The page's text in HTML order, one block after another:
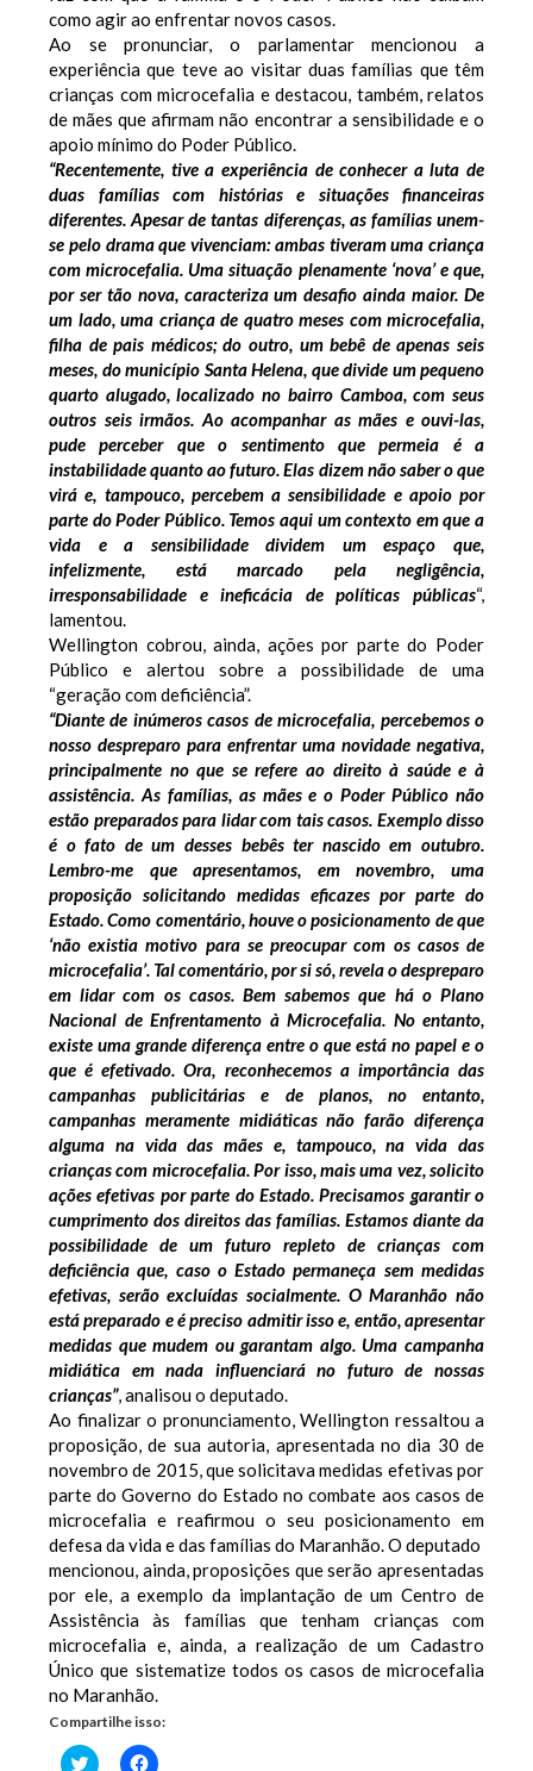
como agir ao enfrentar novos casos.
Ao se pronunciar, o parlamentar mencionou a
experiência que teve ao visitar duas famílias que têm
crianças com microcefalia e destacou, também, relatos
de mães que afirmam não encontrar a sensibilidade e o
apoio mínimo do Poder Público.
“Recentemente, tive a experiência de conhecer a luta de
duas famílias com histórias e situações financeiras
diferentes. Apesar de tantas diferenças, as famílias unem-
se pelo drama que vivenciam: ambas tiveram uma criança
com microcefalia. Uma situação plenamente ‘nova’ e que,
por ser tão nova, caracteriza um desafio ainda maior. De
um lado, uma criança de quatro meses com microcefalia,
filha de pais médicos; do outro, um bebê de apenas seis
meses, do município Santa Helena, que divide um pequeno
quarto alugado, localizado no bairro Camboa, com seus
outros seis irmãos. Ao acompanhar as mães e ouvi-las,
pude perceber que o sentimento que permeia é a
instabilidade quanto ao futuro. Elas dizem não saber o que
virá e, tampouco, percebem a sensibilidade e apoio por
parte do Poder Público. Temos aqui um contexto em que a
vida e a sensibilidade dividem um espaço que,
infelizmente, está marcado pela negligência,
irresponsabilidade e ineficácia de políticas públicas“,
lamentou.
Wellington cobrou, ainda, ações por parte do Poder
Público e alertou sobre a possibilidade de uma
“geração com deficiência”.
“Diante de inúmeros casos de microcefalia, percebemos o
nosso despreparo para enfrentar uma novidade negativa,
principalmente no que se refere ao direito à saúde e à
assistência. As famílias, as mães e o Poder Público não
estão preparados para lidar com tais casos. Exemplo disso
é o fato de um desses bebês ter nascido em outubro.
Lembro-me que apresentamos, em novembro, uma
proposição solicitando medidas eficazes por parte do
Estado. Como comentário, houve o posicionamento de que
‘não existia motivo para se preocupar com os casos de
microcefalia’. Tal comentário, por si só, revela o despreparo
em lidar com os casos. Bem sabemos que há o Plano
Nacional de Enfrentamento à Microcefalia. No entanto,
existe uma grande diferença entre o que está no papel e o
que é efetivado. Ora, reconhecemos a importância das
campanhas publicitárias e de planos, no entanto,
campanhas meramente midiáticas não farão diferença
alguma na vida das mães e, tampouco, na vida das
crianças com microcefalia. Por isso, mais uma vez, solicito
ações efetivas por parte do Estado. Precisamos garantir o
cumprimento dos direitos das famílias. Estamos diante da
possibilidade de um futuro repleto de crianças com
deficiência que, caso o Estado permaneça sem medidas
efetivas, serão excluídas socialmente. O Maranhão não
está preparado e é preciso admitir isso e, então, apresentar
medidas que mudem ou garantam algo. Uma campanha
midiática em nada influenciará no futuro de nossas
crianças”, analisou o deputado.
Ao finalizar o pronunciamento, Wellington ressaltou a
proposição, de sua autoria, apresentada no dia 30 de
novembro de 2015, que solicitava medidas efetivas por
parte do Governo do Estado no combate aos casos de
microcefalia e reafirmou o seu posicionamento em
defesa da vida e das famílias do Maranhão. O deputado
mencionou, ainda, proposições que serão apresentadas
por ele, a exemplo da implantação de um Centro de
Assistência às famílias que tenham crianças com
microcefalia e, ainda, a realização de um Cadastro
Único que sistematize todos os casos de microcefalia
no Maranhão.
Compartilhe isso:
Clique Clique